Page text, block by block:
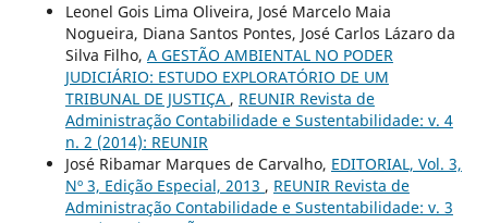
Leonel Gois Lima Oliveira, José Marcelo Maia
Nogueira, Diana Santos Pontes, José Carlos Lázaro da
Silva Filho, A GESTÃO AMBIENTAL NO PODER
JUDICIÁRIO: ESTUDO EXPLORATÓRIO DE UM
TRIBUNAL DE JUSTIÇA , REUNIR Revista de
Administração Contabilidade e Sustentabilidade: v. 4
n. 2 (2014): REUNIR
José Ribamar Marques de Carvalho, EDITORIAL, Vol. 3,
Nº 3, Edição Especial, 2013 , REUNIR Revista de
Administração Contabilidade e Sustentabilidade: v. 3